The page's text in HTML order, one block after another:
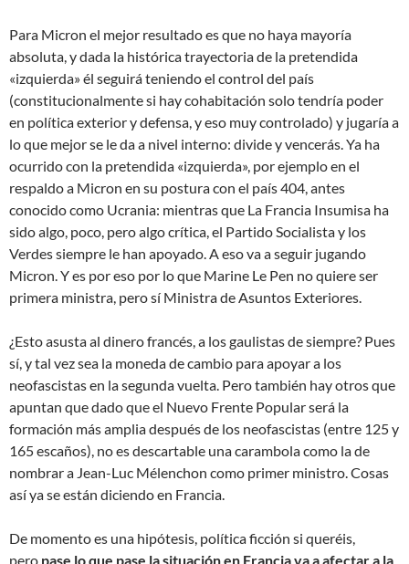
Para Micron el mejor resultado es que no haya mayoría
absoluta, y dada la histórica trayectoria de la pretendida
«izquierda» él seguirá teniendo el control del país
(constitucionalmente si hay cohabitación solo tendría poder
en política exterior y defensa, y eso muy controlado) y jugaría a
lo que mejor se le da a nivel interno: divide y vencerás. Ya ha
ocurrido con la pretendida «izquierda», por ejemplo en el
respaldo a Micron en su postura con el país 404, antes
conocido como Ucrania: mientras que La Francia Insumisa ha
sido algo, poco, pero algo crítica, el Partido Socialista y los
Verdes siempre le han apoyado. A eso va a seguir jugando
Micron. Y es por eso por lo que Marine Le Pen no quiere ser
primera ministra, pero sí Ministra de Asuntos Exteriores.
¿Esto asusta al dinero francés, a los gaulistas de siempre? Pues
sí, y tal vez sea la moneda de cambio para apoyar a los
neofascistas en la segunda vuelta. Pero también hay otros que
apuntan que dado que el Nuevo Frente Popular será la
formación más amplia después de los neofascistas (entre 125 y
165 escaños), no es descartable una carambola como la de
nombrar a Jean-Luc Mélenchon como primer ministro. Cosas
así ya se están diciendo en Francia.
De momento es una hipótesis, política ficción si queréis,
pero pase lo que pase la situación en Francia va a afectar a la